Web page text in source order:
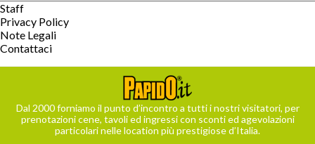
Staff
Privacy Policy
Note Legali
Contattaci
Dal 2000 forniamo il punto d’incontro a tutti i nostri visitatori, per
prenotazioni cene, tavoli ed ingressi con sconti ed agevolazioni
particolari nelle location più prestigiose d’Italia.